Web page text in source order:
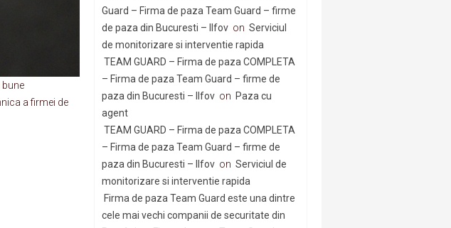
a firmei de
Guard – Firma de paza Team Guard – firme
de paza din Bucuresti – Ilfov on Serviciul
de monitorizare si interventie rapida
TEAM GUARD – Firma de paza COMPLETA
– Firma de paza Team Guard – firme de
paza din Bucuresti – Ilfov on Paza cu
agent
TEAM GUARD – Firma de paza COMPLETA
– Firma de paza Team Guard – firme de
paza din Bucuresti – Ilfov on Serviciul de
monitorizare si interventie rapida
Firma de paza Team Guard este una dintre
cele mai vechi companii de securitate din